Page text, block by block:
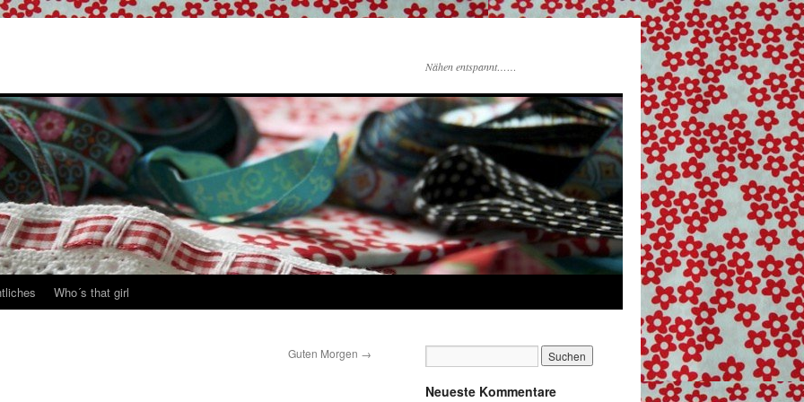
Nähen entspannt……
Who´s that girl
Guten Morgen →
Neueste Kommentare